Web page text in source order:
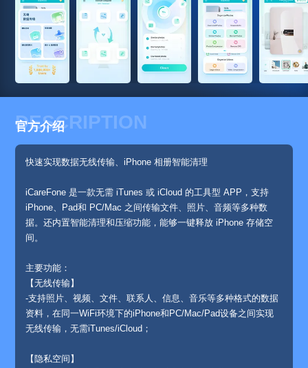
DESCRIPTION
官方介绍
快速实现数据无线传输、iPhone 相册智能清理
iCareFone 是一款无需 iTunes 或 iCloud 的工具型 APP，支持
iPhone、Pad和 PC/Mac 之间传输文件、照片、音频等多种数
据。还内置智能清理和压缩功能，能够一键释放 iPhone 存储空
间。
主要功能：
【无线传输】
-支持照片、视频、文件、联系人、信息、音乐等多种格式的数据
资料，在同一WiFi环境下的iPhone和PC/Mac/Pad设备之间实现
无线传输，无需iTunes/iCloud；
【隐私空间】